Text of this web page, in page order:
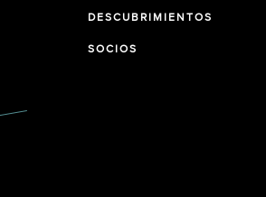
DESCUBRIMIENTOS
SOCIOS